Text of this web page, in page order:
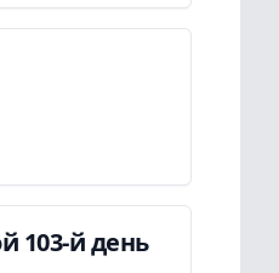
103-й день